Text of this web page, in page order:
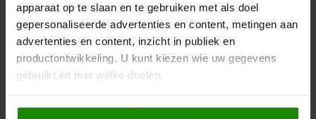
apparaat op te slaan en te gebruiken met als doel
gepersonaliseerde advertenties en content, metingen aan
advertenties en content, inzicht in publiek en
productontwikkeling. U kunt kiezen wie uw gegevens
gebruikt en met welke doelen.
Als u het toestaat, willen we ook graag:
Rocagel is het ultrageheime onderkomen waar
prinses Charlene net als vroeger prinses Grace kan
ontsnappen aan het hofleven.